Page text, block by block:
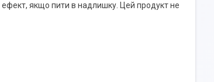
якщо пити в надлишку. Цей продукт не